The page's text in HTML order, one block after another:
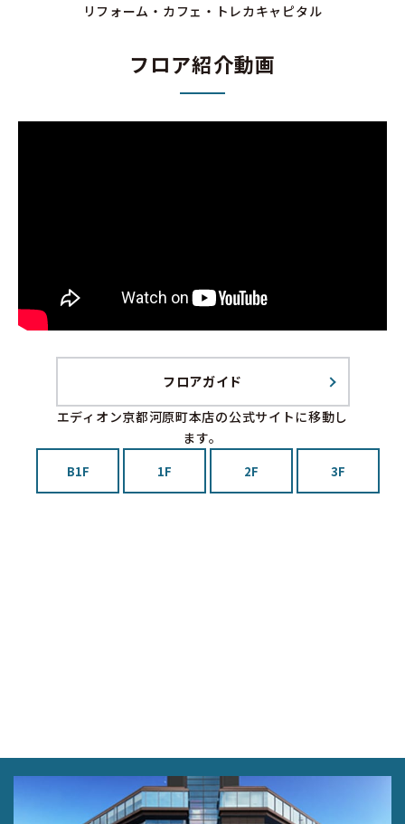
リフォーム・カフェ・トレカキャピタル
フロア紹介動画
フロアガイド
エディオン京都河原町本店の公式サイトに移動し
ます。
B1F 1F 2F 3F